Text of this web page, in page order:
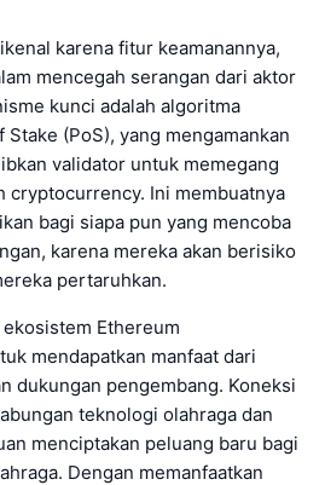
karena fitur keamanannya,
mencegah serangan dari aktor
kunci adalah algoritma
(PoS), yang mengamankan
validator untuk memegang
cryptocurrency. Ini membuatnya
bagi siapa pun yang mencoba
karena mereka akan berisiko
pertaruhkan.
Ethereum
mendapatkan manfaat dari
dukungan pengembang. Koneksi
teknologi olahraga dan
menciptakan peluang baru bagi
Dengan memanfaatkan